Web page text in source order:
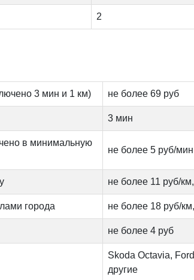
2
3 мин и 1 км) не более 69 руб
3 мин
в минимальную
не более 5 руб/мин
не более 11 руб/
города не более 18 руб/
не более 4 руб
Skoda Octavia,
другие